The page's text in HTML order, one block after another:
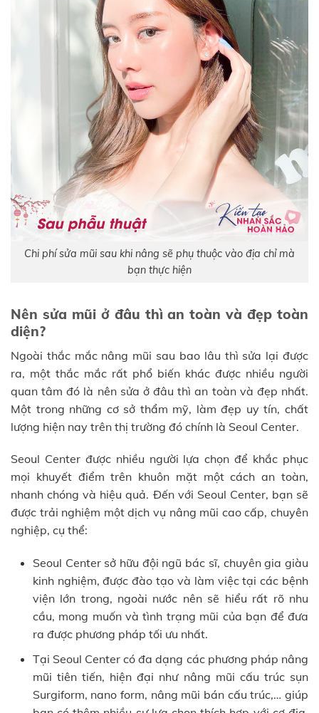
Chi phí sửa mũi sau khi nâng sẽ phụ thuộc vào địa chỉ mà
bạn thực hiện
Nên sửa mũi ở đâu thì an toàn và đẹp toàn
diện?
Ngoài thắc mắc nâng mũi sau bao lâu thì sửa lại được
ra, một thắc mắc rất phổ biến khác được nhiều người
quan tâm đó là nên sửa ở đâu thì an toàn và đẹp nhất.
Một trong những cơ sở thẩm mỹ, làm đẹp uy tín, chất
lượng hiện nay trên thị trường đó chính là Seoul Center.
Seoul Center được nhiều người lựa chọn để khắc phục
mọi khuyết điểm trên khuôn mặt một cách an toàn,
nhanh chóng và hiệu quả. Đến với Seoul Center, bạn sẽ
được trải nghiệm một dịch vụ nâng mũi cao cấp, chuyên
nghiệp, cụ thể:
Seoul Center sở hữu đội ngũ bác sĩ, chuyên gia giàu
kinh nghiệm, được đào tạo và làm việc tại các bệnh
viện lớn trong, ngoài nước nên sẽ hiểu rất rõ nhu
cầu, mong muốn và tình trạng mũi của bạn để đưa
ra được phương pháp tối ưu nhất.
Tại Seoul Center có đa dạng các phương pháp nâng
mũi tiên tiến, hiện đại như nâng mũi cấu trúc sụn
Surgiform, nano form, nâng mũi bán cấu trúc,… giúp